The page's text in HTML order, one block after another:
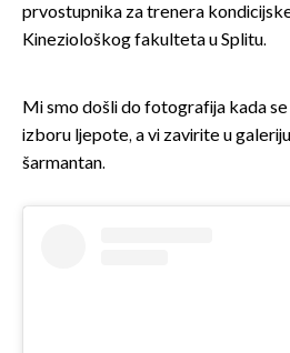
prvostupnika za trenera
Kineziološkog fakulteta u Splitu.
Mi smo došli do fotografija kada
izboru ljepote, a vi zavirite u
šarmantan.